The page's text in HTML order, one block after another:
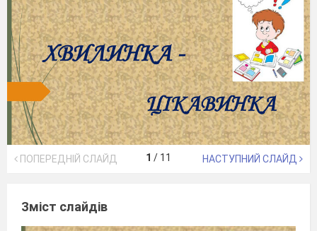
ПОПЕРЕДНІЙ СЛАЙД 1 / 11 НАСТУПНИЙ СЛАЙД
Зміст слайдів